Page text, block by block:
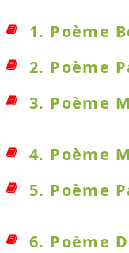
1. Poème
2. Poème
3. Poème
4. Poème
5. Poème
6. Poème